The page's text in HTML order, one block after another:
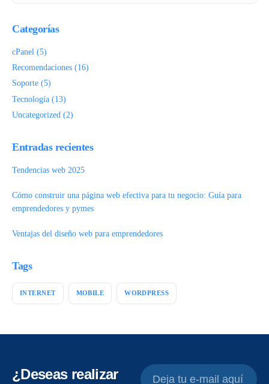
Categorías
cPanel (5)
Recomendaciones (16)
Soporte (5)
Tecnología (13)
Uncategorized (2)
Entradas recientes
Tendencias web 2025
Cómo construir una página web efectiva para tu negocio: Guía para
emprendedores y pymes
Ventajas del diseño web para emprendedores
Tags
INTERNET MOBILE WORDPRESS
¿Deseas realizar